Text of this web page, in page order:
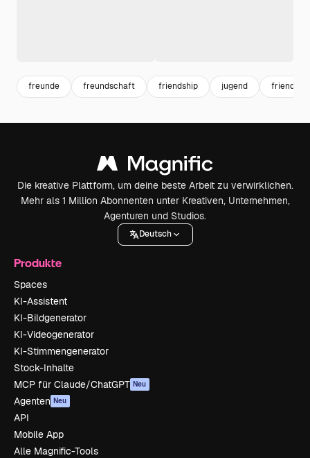
freunde freundschaft friendship jugend friends
Die kreative Plattform, um deine beste Arbeit zu verwirklichen.
Mehr als 1 Million Abonnenten unter Kreativen, Unternehmen,
Agenturen und Studios.
Deutsch
Produkte
Spaces
KI-Assistent
KI-Bildgenerator
KI-Videogenerator
KI-Stimmengenerator
Stock-Inhalte
MCP für Claude/ChatGPT Neu
Agenten Neu
API
Mobile App
Alle Magnific-Tools